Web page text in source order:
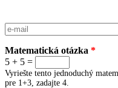
E-mail
Matematická otázka *
5 + 5 =
Vyriešte tento jednoduchý
pre 1+3, zadajte 4.